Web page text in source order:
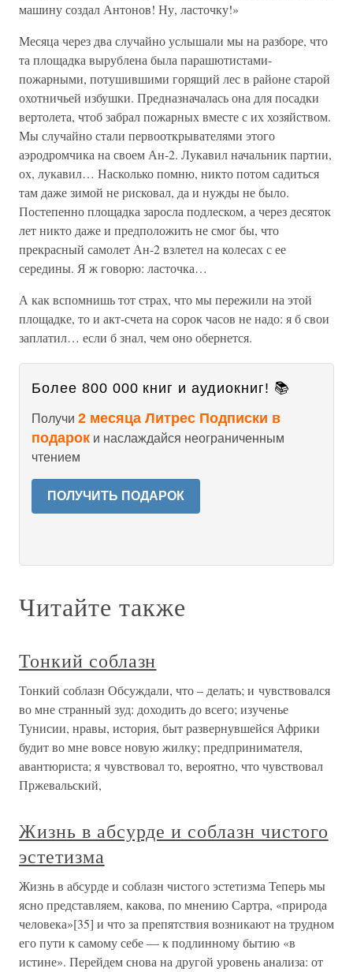
машину создал Антонов! Ну, ласточку!»
Месяца через два случайно услышали мы на разборе, что
та площадка вырублена была парашютистами-
пожарными, потушившими горящий лес в районе старой
охотничьей избушки. Предназначалась она для посадки
вертолета, чтоб забрал пожарных вместе с их хозяйством.
Мы случайно стали первооткрывателями этого
аэродромчика на своем Ан-2. Лукавил начальник партии,
ох, лукавил… Насколько помню, никто потом садиться
там даже зимой не рисковал, да и нужды не было.
Постепенно площадка заросла подлеском, а через десяток
лет никто даже и предположить не смог бы, что
прекрасный самолет Ан-2 взлетел на колесах с ее
середины. Я ж говорю: ласточка…
А как вспомнишь тот страх, что мы пережили на этой
площадке, то и акт-счета на сорок часов не надо: я б свои
заплатил… если б знал, чем оно обернется.
Более 800 000 книг и аудиокниг! 📚
Получи 2 месяца Литрес Подписки в
подарок и наслаждайся неограниченным
чтением
ПОЛУЧИТЬ ПОДАРОК
Читайте также
Тонкий соблазн
Тонкий соблазн Обсуждали, что – делать; и чувствовался
во мне странный зуд: доходить до всего; изученье
Тунисии, нравы, история, быт развернувшейся Африки
будит во мне вовсе новую жилку; предпринимателя,
авантюриста; я чувствовал то, вероятно, что чувствовал
Пржевальский,
Жизнь в абсурде и соблазн чистого
эстетизма
Жизнь в абсурде и соблазн чистого эстетизма Теперь мы
ясно представляем, какова, по мнению Сартра, «природа
человека»[35] и что за препятствия возникают на трудном
его пути к самому себе — к подлинному бытию «в
истине». Перейдем снова на другой уровень анализа: от